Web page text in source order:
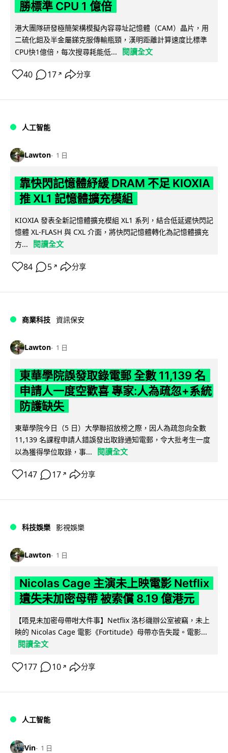
勝標準 CPU 1 億倍
港大團隊研發極簡架構模擬內容尋址記憶體（CAM）晶片，用
二硫化鉬及半金屬銻克服傳輸瓶頸，漢明距離計算速度比標準
CPU快1億倍，每次搜尋耗能低...
閱讀全文
40 17 ↗ 分享
人工智能
Lawton 1 日
靠快閃記憶體紓緩 DRAM 不足 KIOXIA
推 XL1 記憶體擴充模組
KIOXIA 發表全新記憶體擴充模組 XL1 系列，結合低延遲快閃記
憶體 XL-FLASH 與 CXL 介面，將快閃記憶體轉化為記憶體擴充
方...
閱讀全文
84 5 ↗ 分享
商業科技 資訊保安
Lawton 1 日
東華學院誤發取錄電郵 全數 11,139 名
申請人一度空歡喜 專家:人為疏忽+系統
防護缺失
東華學院今日（5 日）大學聯招放榜之際，因人為疏忽向全數
11,139 名課程申請人錯誤發出取錄通知電郵，令大批考生一度
以為獲得學位取錄，事...
閱讀全文
147 17 ↗ 分享
科技娛樂 影視娛樂
Lawton 1 日
Nicolas Cage 主演未上映電影 Netflix
遺失未加密母帶 被索償 8.19 億港元
【唔見未加密母帶咁大件事】Netflix 洛杉磯辦公室被竊，未上
映的 Nicolas Cage 電影《Fortitude》母帶亦告失蹤。電影...
閱讀全文
177 10 ↗ 分享
人工智能
Vin 1 日